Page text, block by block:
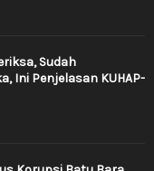
Sudah
Ini Penjelasan KUHAP-